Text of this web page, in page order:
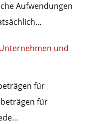
Aufwendungen
und
für
für